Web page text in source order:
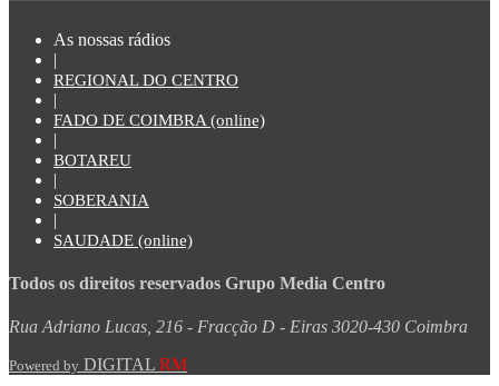
As nossas rádios
|
REGIONAL DO CENTRO
|
FADO DE COIMBRA (online)
|
BOTAREU
|
SOBERANIA
|
SAUDADE (online)
Todos os direitos reservados Grupo Media Centro
Rua Adriano Lucas, 216 - Fracção D - Eiras 3020-430 Coimbra
Powered by DIGITAL RM